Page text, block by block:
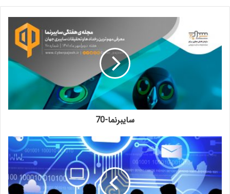
نقدی بر مواجهه‌ رمانتیک ما با اینترنت
نوشته های مشابه
سایبرنما- ۵۴
۱۴۰۰-۱۱-۱۳
مجله هفتگی سایبرپژوه – شماره ۴
۱۳۹۹-۱۰-۰۷